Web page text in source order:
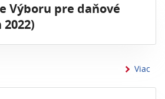
Výboru pre daňové
Viac